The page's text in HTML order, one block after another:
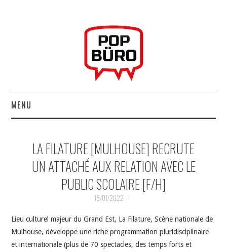
MENU
MUSIQUESACTUELLES.NET
GABBA GABBA HEY !
INDÉPENDANTS
LA FILATURE [MULHOUSE] RECRUTE
UN ATTACHÉ AUX RELATION AVEC LE
PUBLIC SCOLAIRE [F/H]
16/01/2022
Lieu culturel majeur du Grand Est, La Filature, Scène nationale de
Mulhouse, développe une riche programmation pluridisciplinaire
et internationale (plus de 70 spectacles, des temps forts et